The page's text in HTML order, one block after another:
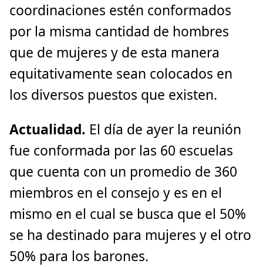
coordinaciones estén conformados
por la misma cantidad de hombres
que de mujeres y de esta manera
equitativamente sean colocados en
los diversos puestos que existen.
Actualidad. El día de ayer la reunión
fue conformada por las 60 escuelas
que cuenta con un promedio de 360
miembros en el consejo y es en el
mismo en el cual se busca que el 50%
se ha destinado para mujeres y el otro
50% para los barones.